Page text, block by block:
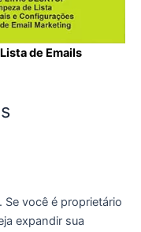
de Emails
Se você é proprietário
expandir sua